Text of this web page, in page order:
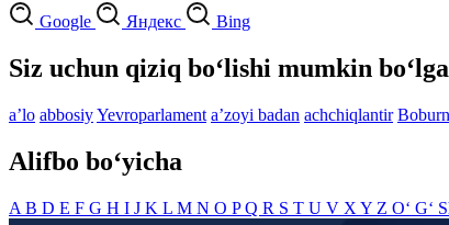
Google Яндекс Bing
Siz uchun qiziq bo‘lishi mumkin
aʼlo abbosiyYevroparlament aʼzoyi badan achchiqlantir
Alifbo bo‘yicha
A B D E F G H I J K L M N O PQ R S T U V X Y Z O‘ G‘